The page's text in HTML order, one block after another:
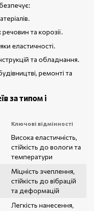
речовин та корозії.
еластичності.
та обладнання.
ремонті та
за типом і
Ключові відмінності
Висока еластичність,
стійкість до вологи та
температури
Міцність зчеплення,
стійкість до вібрацій
та деформацій
Легкість нанесення,